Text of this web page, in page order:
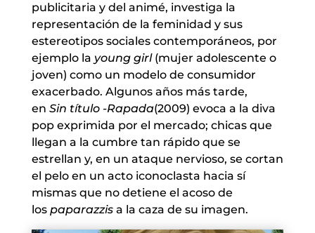
publicitaria y del animé, investiga la
representación de la feminidad y sus
estereotipos sociales contemporáneos, por
ejemplo la young girl (mujer adolescente o
joven) como un modelo de consumidor
exacerbado. Algunos años más tarde,
en Sin título -Rapada(2009) evoca a la diva
pop exprimida por el mercado; chicas que
llegan a la cumbre tan rápido que se
estrellan y, en un ataque nervioso, se cortan
el pelo en un acto iconoclasta hacia sí
mismas que no detiene el acoso de
los paparazzis a la caza de su imagen.